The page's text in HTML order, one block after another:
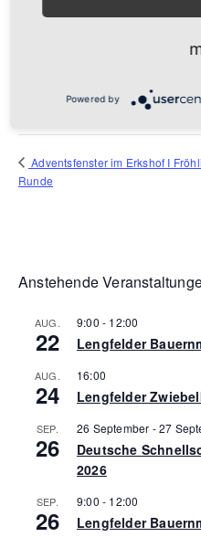
Würzburg, 97076 Google
Adventsfenster im Erkshof I
Runde
Anstehende
AUG.
22
9:00 - 12:00
Lengfelder
AUG.
24
16:00
Lengfelder
SEP.
26
26 September -27
Deutsche
2026
SEP.
26
9:00 - 12:00
Lengfelder
Powered by